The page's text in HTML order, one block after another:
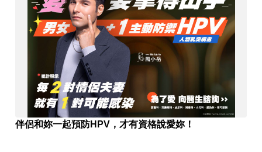
伴侶和妳一起預防HPV，才有資格說愛妳！